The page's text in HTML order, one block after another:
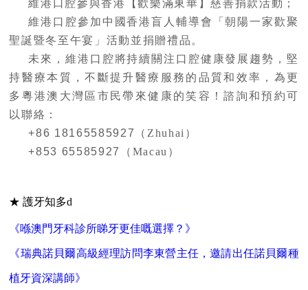
維港口腔參與香港【歡樂滿東華】慈善捐款活動；
維港口腔參加中國香港盲人輔導會「朝陽一家歡聚
聖誕暨冬至午宴」活動並捐贈禮品。
未來，維港口腔將持續關注口腔健康發展趨勢，堅
持醫療本質，不斷提升醫療服務的品質和效率，為更
多粵港澳大灣區市民帶來健康的笑容！諮詢和預約可
以聯絡：
+86 18165585927
（ Zhuhai ）
+853 65585927
（ Macau ）
★ 護牙知多d
《喺澳門牙科診所睇牙更佳嘅選擇？》
《瑞典諾貝爾高級經理訪問李東營主任，邀請出任諾貝爾種
植牙資深講師》